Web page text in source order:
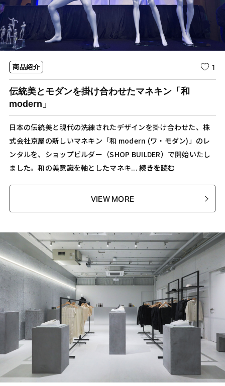
商品紹介 1
伝統美とモダンを掛け合わせたマネキン「和
modern」
日本の伝統美と現代の洗練されたデザインを掛け合わせた、株
式会社京屋の新しいマネキン「和 modern (ワ・モダン)」のレ
ンタルを、ショップビルダー（SHOP BUILDER）で開始いたし
ました。和の美意識を軸としたマネキ...続きを読む
VIEW MORE